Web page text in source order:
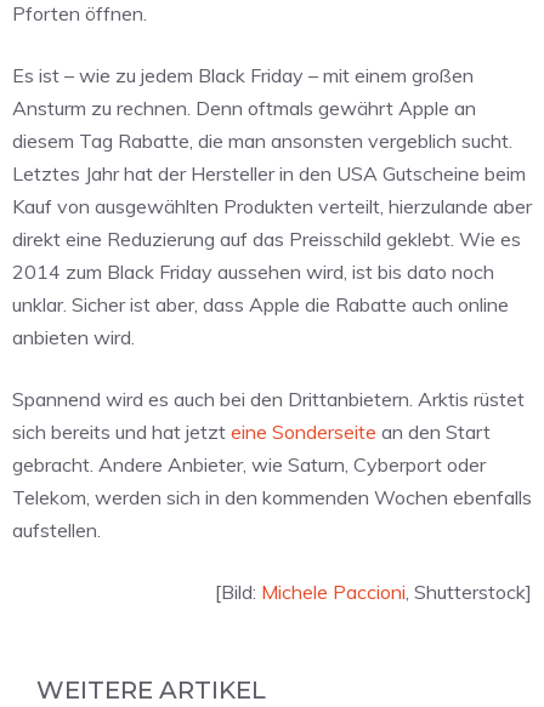
Pforten öffnen.
Es ist – wie zu jedem Black Friday – mit einem großen
Ansturm zu rechnen. Denn oftmals gewährt Apple an
diesem Tag Rabatte, die man ansonsten vergeblich sucht.
Letztes Jahr hat der Hersteller in den USA Gutscheine beim
Kauf von ausgewählten Produkten verteilt, hierzulande aber
direkt eine Reduzierung auf das Preisschild geklebt. Wie es
2014 zum Black Friday aussehen wird, ist bis dato noch
unklar. Sicher ist aber, dass Apple die Rabatte auch online
anbieten wird.
Spannend wird es auch bei den Drittanbietern. Arktis rüstet
sich bereits und hat jetzt eine Sonderseite an den Start
gebracht. Andere Anbieter, wie Saturn, Cyberport oder
Telekom, werden sich in den kommenden Wochen ebenfalls
aufstellen.
[Bild: Michele Paccioni, Shutterstock]
WEITERE ARTIKEL